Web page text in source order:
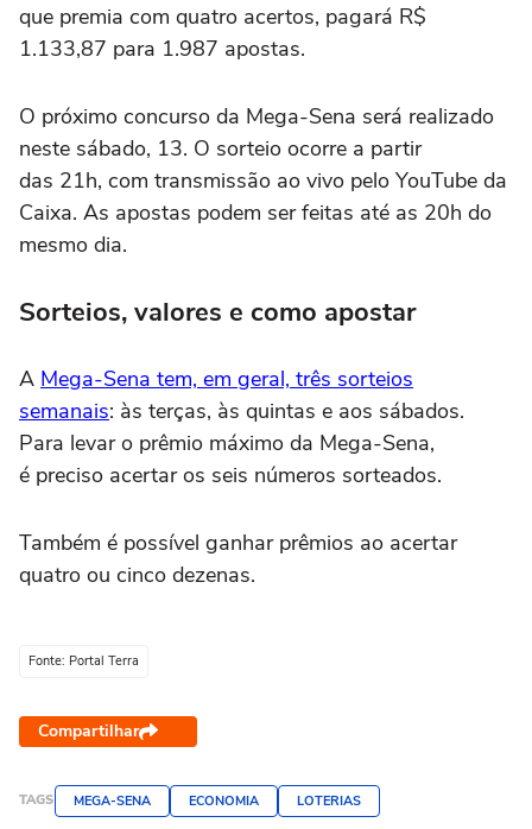
que premia com quatro acertos, pagará R$
1.133,87 para 1.987 apostas.
O próximo concurso da Mega-Sena será realizado
neste sábado, 13. O sorteio ocorre a partir
das 21h, com transmissão ao vivo pelo YouTube da
Caixa. As apostas podem ser feitas até as 20h do
mesmo dia.
Sorteios, valores e como apostar
A Mega-Sena tem, em geral, três sorteios
semanais: às terças, às quintas e aos sábados.
Para levar o prêmio máximo da Mega-Sena,
é preciso acertar os seis números sorteados.
Também é possível ganhar prêmios ao acertar
quatro ou cinco dezenas.
Fonte: Portal Terra
Compartilhar
TAGS MEGA-SENA ECONOMIA LOTERIAS